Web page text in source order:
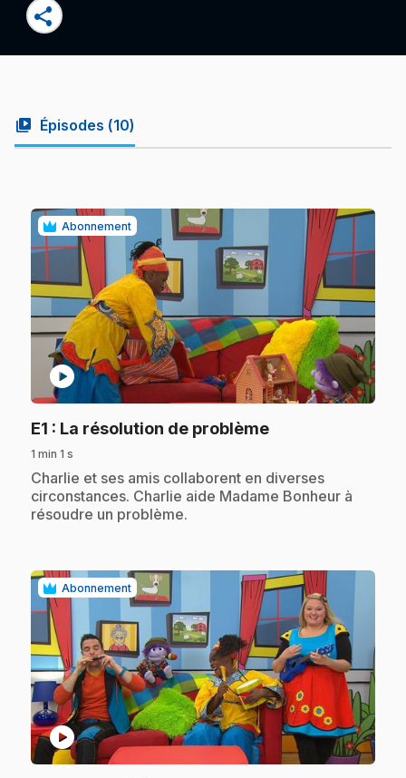
share
video_library Épisodes (10)
Abonnement
play_circle
E1 : La résolution de problème.
1 min 1 s
.Charlie et ses amis collaborent en diverses
circonstances. Charlie aide Madame Bonheur à
résoudre un problème.
Abonnement
play_circle